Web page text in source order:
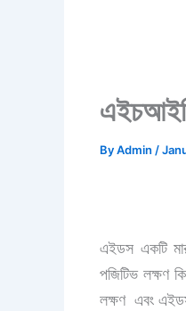
ByAdmin /
এইডস একটি
পজিটিভ লক্ষণ
লক্ষণ এবং